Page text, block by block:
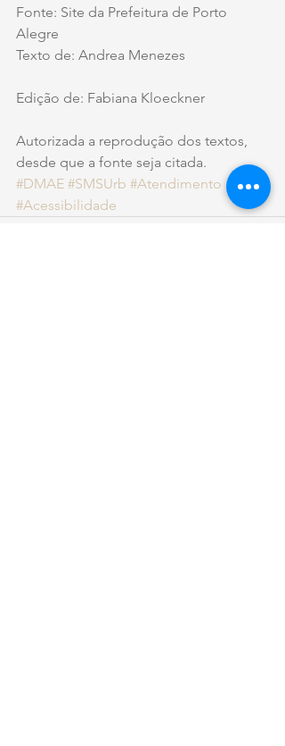
Fonte: Site da Prefeitura de Porto
Alegre
Texto de: Andrea Menezes
Edição de: Fabiana Kloeckner
Autorizada a reprodução dos textos,
desde que a fonte seja citada.
#DMAE #SMSUrb #Atendimento
#Acessibilidade